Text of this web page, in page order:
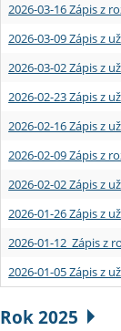
2026-03-16 Zápis z
2026-03-09 Zápis z
2026-03-02 Zápis z
2026-02-23 Zápis z
2026-02-16 Zápis z
2026-02-09 Zápis z
2026-02-02 Zápis z
2026-01-26 Zápis z
2026-01-12 Zápis z
2026-01-05 Zápis z
Rok 2025